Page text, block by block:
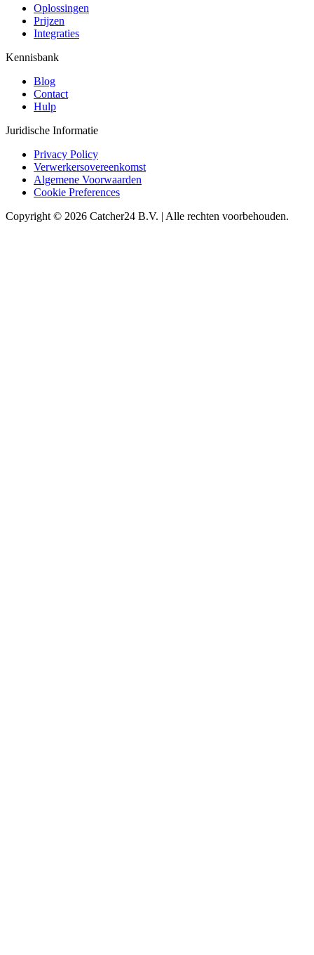
Oplossingen
Prijzen
Integraties
Kennisbank
Blog
Contact
Hulp
Juridische Informatie
Privacy Policy
Verwerkersovereenkomst
Algemene Voorwaarden
Cookie Preferences
Copyright © 2026 Catcher24 B.V. | Alle rechten voorbehouden.